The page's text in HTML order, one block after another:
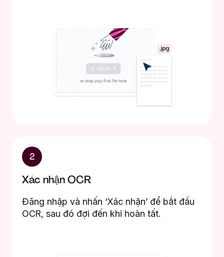
2
Xác nhận OCR
Đăng nhập và nhấn ‘Xác nhận’ để bắt đầu
OCR, sau đó đợi đến khi hoàn tất.